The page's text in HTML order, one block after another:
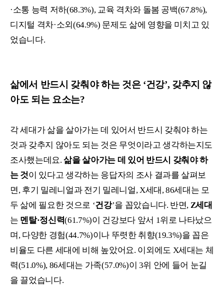
·소통 능력 저하(68.3%), 교육 격차와 돌봄 공백(67.8%),
디지털 격차·소외(64.9%) 문제도 삶에 영향을 미치고 있
었습니다.
삶에서 반드시 갖춰야 하는 것은 ‘건강’, 갖추지 않
아도 되는 요소는?
각 세대가 삶을 살아가는 데 있어서 반드시 갖춰야 하는
것과 갖추지 않아도 되는 것은 무엇이라고 생각하는지도
조사했는데요.삶을 살아가는 데 있어 반드시 갖춰야 하
는 것이 있다고 생각하는 응답자의 조사 결과를 살펴보
면, 후기 밀레니얼과 전기 밀레니얼, X세대, 86세대는 모
두 삶에 필요한 것으로 ‘건강’을 꼽았습니다. 반면, Z세대
는 멘탈·정신력(61.7%)이 건강보다 앞서 1위로 나타났으
며, 다양한 경험(44.7%)이나 뚜렷한 취향(19.3%)을 꼽은
비율도 다른 세대에 비해 높았어요. 이외에도 X세대는 체
력(51.0%), 86세대는 가족(57.0%)이 3위 안에 들어 눈길
을 끌었습니다.